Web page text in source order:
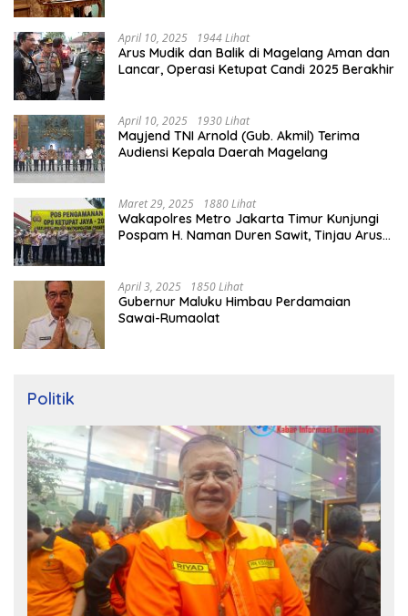
April 10, 2025 1944 Lihat
Arus Mudik dan Balik di Magelang Aman dan
Lancar, Operasi Ketupat Candi 2025 Berakhir
April 10, 2025 1930 Lihat
Mayjend TNI Arnold (Gub. Akmil) Terima
Audiensi Kepala Daerah Magelang
Maret 29, 2025 1880 Lihat
Wakapolres Metro Jakarta Timur Kunjungi
Pospam H. Naman Duren Sawit, Tinjau Arus
April 3, 2025 1850 Lihat
Gubernur Maluku Himbau Perdamaian
Sawai-Rumaolat
Politik